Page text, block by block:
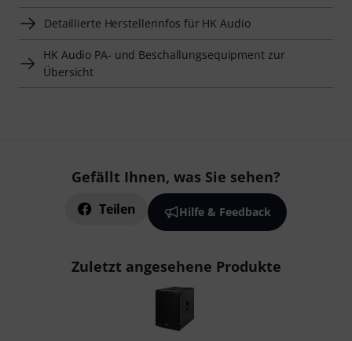
Detaillierte Herstellerinfos für HK Audio
HK Audio PA- und Beschallungsequipment zur
Übersicht
Gefällt Ihnen, was Sie sehen?
Teilen Hilfe & Feedback
Zuletzt angesehene Produkte